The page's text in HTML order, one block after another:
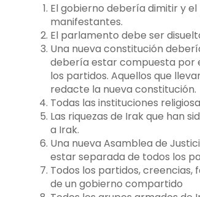
El gobierno debería dimitir y
manifestantes.
El parlamento debe ser
Una nueva constitución
debería estar compuesta por
los partidos. Aquellos que
redacte la nueva constitución.
Todas las instituciones
Las riquezas de Irak que han
a Irak.
Una nueva Asamblea de
estar separada de todos los
Todos los partidos,
de un gobierno compartido